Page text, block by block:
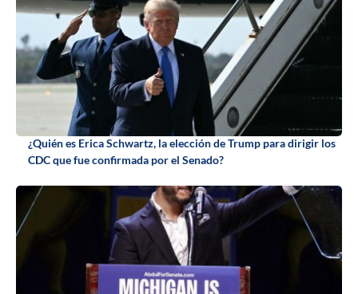
¿Quién es Erica Schwartz, la elección de Trump para dirigir los
CDC que fue confirmada por el Senado?